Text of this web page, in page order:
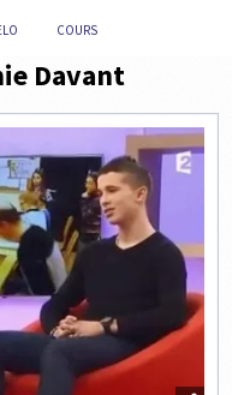
COURS
Davant